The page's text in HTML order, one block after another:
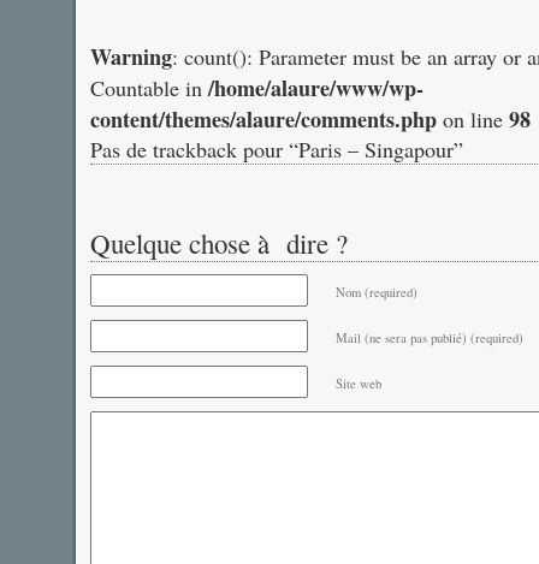
Warning: count(): Parameter must be an array or
Countable in/home/alaure/www/wp-
content/themes/alaure/comments.php on line 98
Pas de trackback pour “Paris – Singapour”
Quelque chose à dire ?
Nom (required)
Mail (ne sera pas publié) (required)
Site web